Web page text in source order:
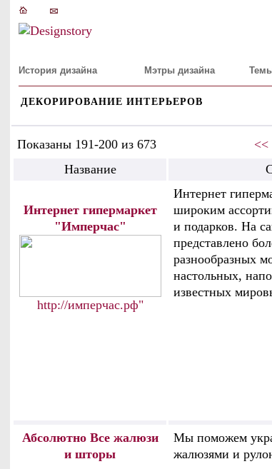
История дизайна Мэтры дизайна
ДЕКОРИРОВАНИЕ ИНТЕРЬЕРОВ
Показаны 191-200 из 673 <<
Название
Интернет гипермаркет
"Имперчас"
http://имперчас.рф"
Интернет
широким
и подарков. На
представлено
разнообразных
настольных,
известных
Абсолютно Все жалюзи
и шторы
Мы поможем
жалюзями и